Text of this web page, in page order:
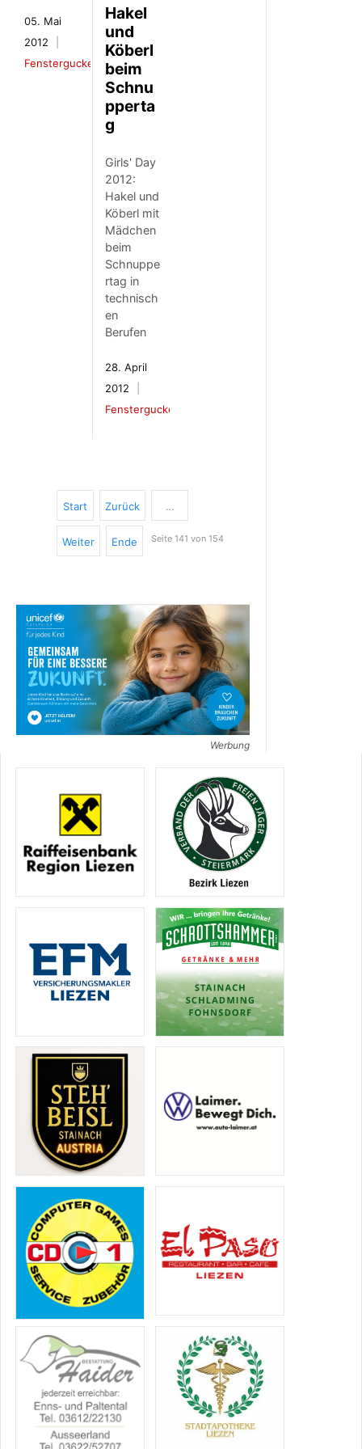
05. Mai
2012
Fenstergucker
Hakel
und
Köberl
beim
Schnu
pperta
g
Girls' Day
2012:
Hakel und
Köberl mit
Mädchen
beim
Schnuppe
rtag in
technisch
en
Berufen
28. April
2012
Fenstergucker
Start Zurück …
Weiter Ende Seite 141 von 154
Werbung